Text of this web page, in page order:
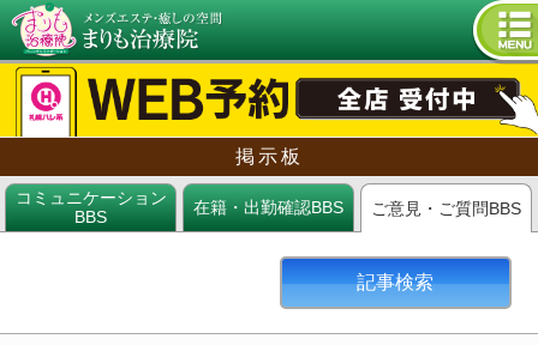
掲示板
コミュニケーション
BBS
在籍・出勤確認BBS ご意見・ご質問BBS
記事検索